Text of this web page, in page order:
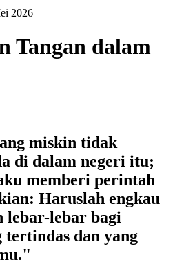
2026
Tangan dalam
miskin tidak
di dalam negeri itu;
memberi perintah
Haruslah engkau
lebar-lebar bagi
tertindas dan yang
"